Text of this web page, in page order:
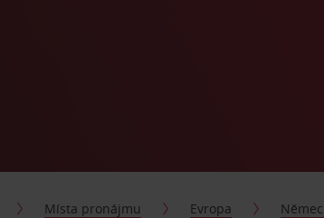
Místa pronájmu Evropa